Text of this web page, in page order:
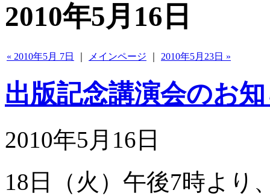
2010年5月16日
« 2010年5月 7日 メインページ 2010年5月23日 »
出版記念講演会のお
2010年5月16日
18日（火）午後7時よ